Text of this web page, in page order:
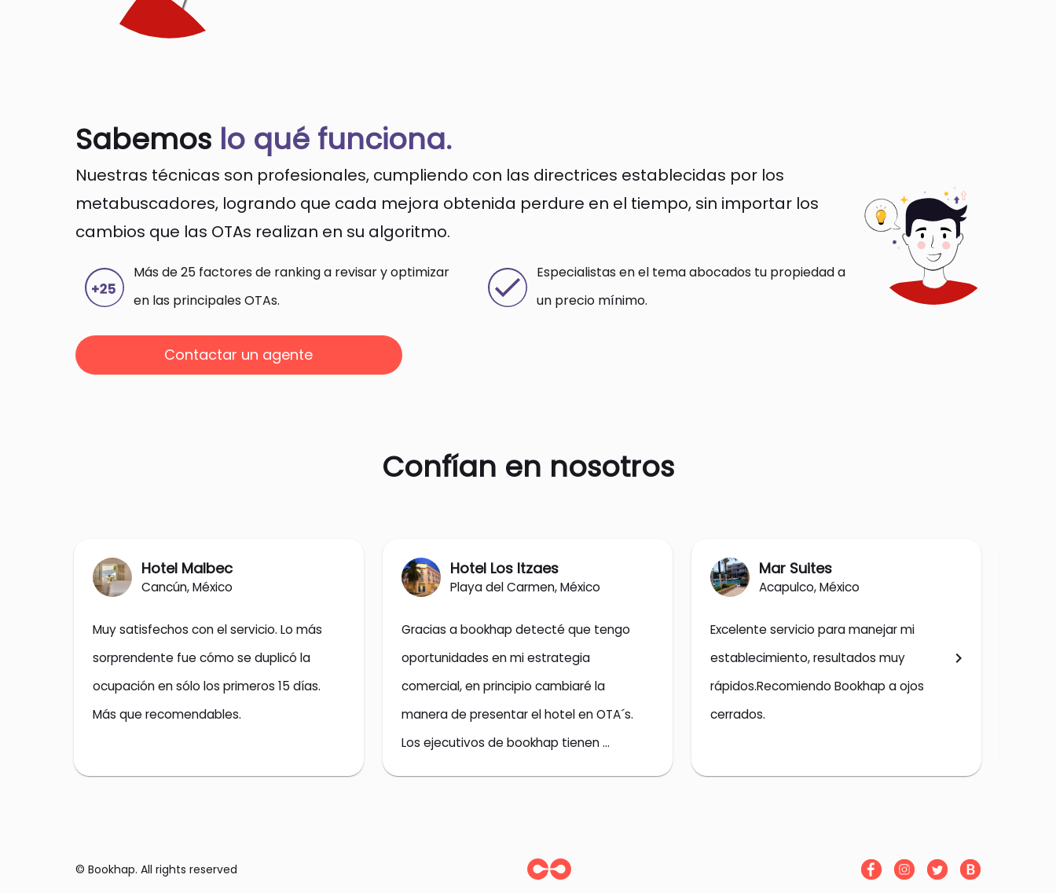
Sabemos lo qué funciona.
Nuestras técnicas son profesionales, cumpliendo con las directrices establecidas por los
metabuscadores, logrando que cada mejora obtenida perdure en el tiempo, sin importar los
cambios que las OTAs realizan en su algoritmo.
Más de 25 factores de ranking a revisar y optimizar
en las principales OTAs.
Especialistas en el tema abocados tu propiedad a
un precio mínimo.
Contactar un agente
Confían en nosotros
chevron_right
Hotel Malbec
Cancún, México
Muy satisfechos con el servicio. Lo más
sorprendente fue cómo se duplicó la
ocupación en sólo los primeros 15 días.
Más que recomendables.
Hotel Los Itzaes
Playa del Carmen, México
Gracias a bookhap detecté que tengo
oportunidades en mi estrategia
comercial, en principio cambiaré la
manera de presentar el hotel en OTA´s.
Los ejecutivos de bookhap tienen
profesionales y explican todo muy
entendible. Los super recomiendo!
Mar Suites
Acapulco, México
Excelente servicio para manejar mi
establecimiento, resultados muy
rápidos.Recomiendo Bookhap a ojos
cerrados.
© Bookhap. All rights reserved